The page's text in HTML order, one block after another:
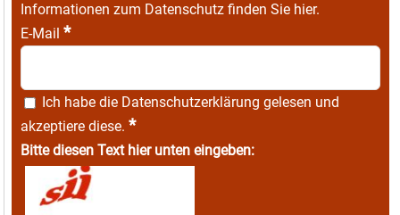
Informationen zum Datenschutz finden Sie hier.
E-Mail *
Ich habe die Datenschutzerklärung gelesen und
akzeptiere diese. *
Bitte diesen Text hier unten eingeben: